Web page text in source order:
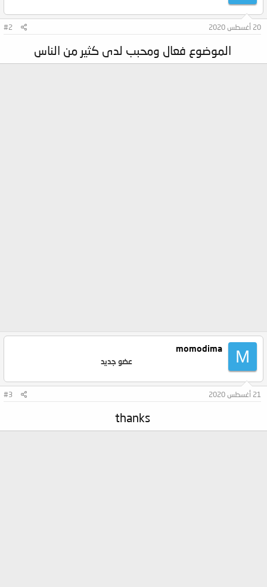
20 أغسطس 2020 #2
الموضوع فعال ومحبب لدى كثير من الناس
M
momodima
عضو جديد
21 أغسطس 2020 #3
thanks